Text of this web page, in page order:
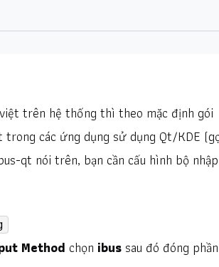
trên hệ thống thì theo mặc định gói
các ứng dụng sử dụng Qt/KDE
qt nói trên, bạn cần cấu hình bộ nhập
Method chọn ibussau đó đóng phần